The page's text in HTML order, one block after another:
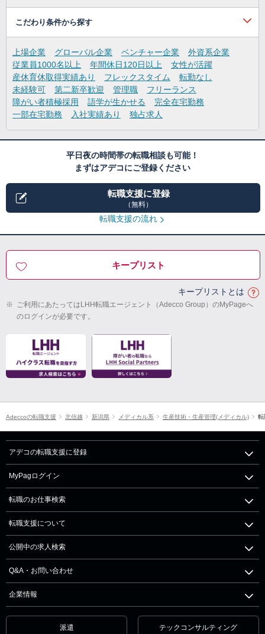
こだわり条件から探す
上場企業 グローバル企業 ベンチャー企業
外資系企業
従業員1000名以上
年間休日120日以上
女性が活躍
産休育休取得実績あり
フレックスタイム
転勤なし
未経験可
第二新卒歓迎 管理職
フリーランス
障がい者積極採用
語学が生かせる
完全在宅勤務
一部在宅勤務
入社実績あり 独占求人
平日夜の時間帯の転職相談も可能！
まずはアデコにご登録ください
転職支援に登録
（無料）
転職支援の流れ
キープリスト
キープリストとは
※ ご利用にあたってはLHH転職エージェント（Adecco Group）のMyPageへ
のログインが必要です。
Adeccoの転職支援 北信越 新潟県 メディカル系 生産技術・生産管理(メディカル) 転
アデコの転職支援に登録
MyPagログイン
転職のお仕事検索
転職支援について
公開中の求人検索
Q&A・お問い合わせ
企業情報
派遣 テックコンサルティング